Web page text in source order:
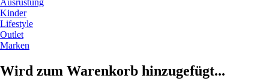
Ausrüstung
Kinder
Lifestyle
Outlet
Marken
Wird zum Warenkorb hinzugefügt...